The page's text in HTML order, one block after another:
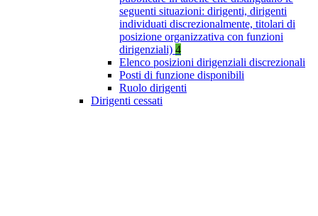
seguenti situazioni: dirigenti, dirigenti
individuati discrezionalmente, titolari di
posizione organizzativa con funzioni
dirigenziali) 4
Elenco posizioni dirigenziali discrezionali
Posti di funzione disponibili
Ruolo dirigenti
Dirigenti cessati